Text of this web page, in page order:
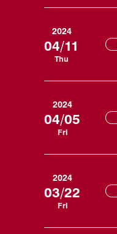
2024
04/11
Thu
2024
04/05
Fri
2024
03/22
Fri